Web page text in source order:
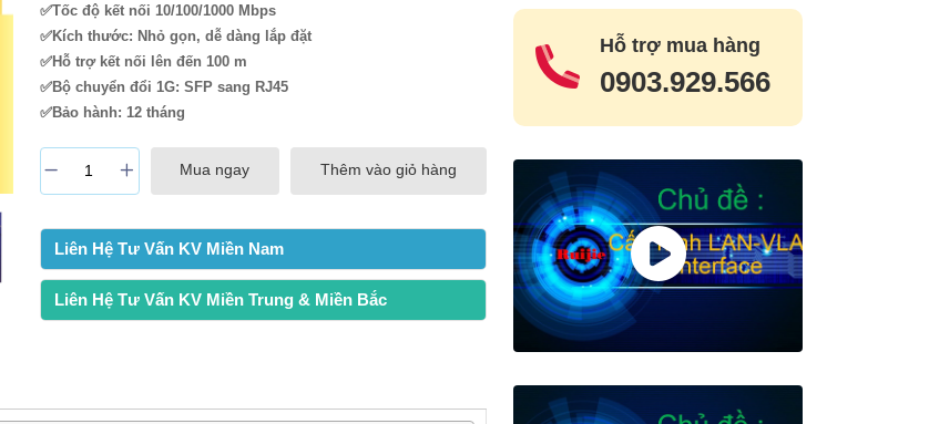
✅Tốc độ kết nối 10/100/1000 Mbps
✅Kích thước: Nhỏ gọn, dễ dàng lắp đặt
✅Hỗ trợ kết nối lên đến 100 m
✅Bộ chuyển đổi 1G: SFP sang RJ45
✅Bảo hành: 12 tháng
Mua ngay Thêm vào giỏ hàng
Liên Hệ Tư Vấn KV Miền Nam
Liên Hệ Tư Vấn KV Miền Trung & Miền Bắc
Hỗ trợ mua hàng
0903.929.566